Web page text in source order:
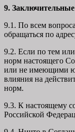
9.
9.1. По всем
обращаться по
9.2. Если по тем
норм настоящего
или не имеющими
влияния на
норм.
9.3. К настоящему
Российской